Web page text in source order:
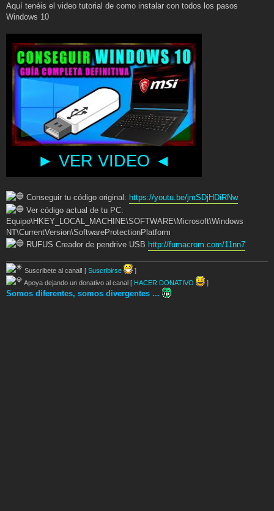
Aquí tenéis el video tutorial de como instalar con todos los pasos
Windows 10
► VER VIDEO ◄
Conseguir tu código original: https://youtu.be/jmSDjHDiRNw
Ver código actual de tu PC:
Equipo\HKEY_LOCAL_MACHINE\SOFTWARE\Microsoft\Windows
NT\CurrentVersion\SoftwareProtectionPlatform
RUFUS Creador de pendrive USB http://fumacrom.com/11nn7
Suscribete al canal! [ Suscribirse
]
Apoya dejando un donativo al canal [ HACER DONATIVO ]
Somos diferentes, somos divergentes ...